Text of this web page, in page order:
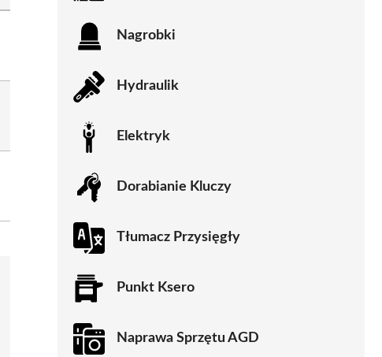
Nagrobki
Hydraulik
Elektryk
Dorabianie Kluczy
Tłumacz Przysięgły
Punkt Ksero
Naprawa Sprzętu AGD